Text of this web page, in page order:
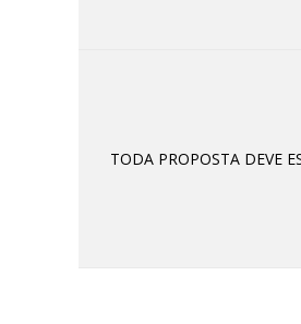
TODA PROPOSTA DEVE